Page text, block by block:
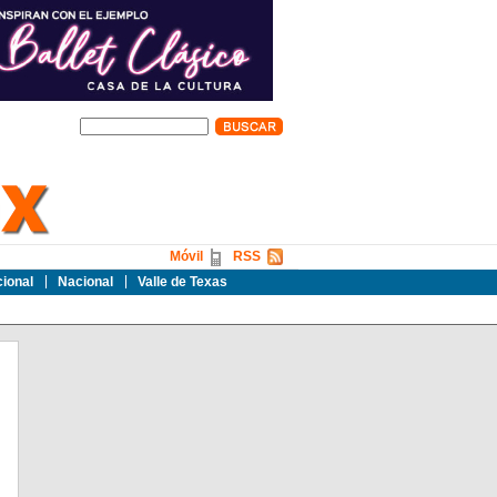
Nacional Valle de Texas
RSS
Móvil